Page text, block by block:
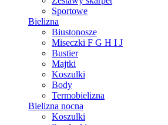
Sportowe
Bielizna
Biustonosze
Miseczki F G H I J
Bustier
Majtki
Koszulki
Body
Termobielizna
Bielizna nocna
Koszulki